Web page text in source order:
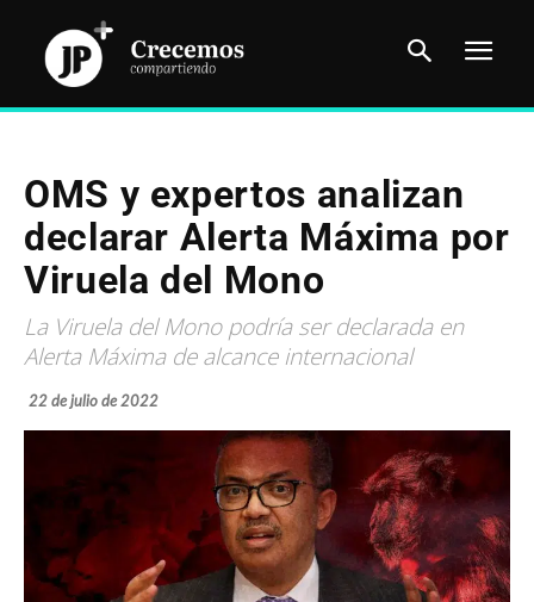
OMS y expertos analizan
declarar Alerta Máxima por
Viruela del Mono
La Viruela del Mono podría ser declarada en
Alerta Máxima de alcance internacional
22 de julio de 2022